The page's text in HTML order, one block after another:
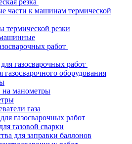
резка
части к машинам термической
резки
работ
газосварочных работ
оборудования
манометры
газа
газосварочных работ
газовой сварки
для заправки баллонов